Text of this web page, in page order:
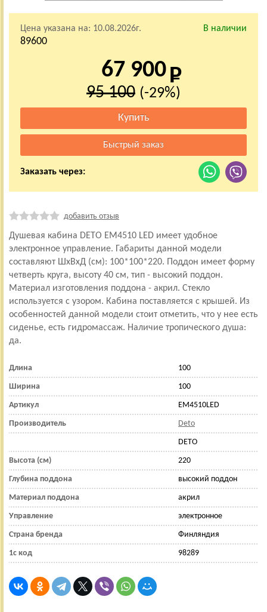
Цена указана на: 10.08.2026г. В наличии
89600
67 900
95 100 (-29%)
Заказать через:
добавить отзыв
Душевая кабина DETO ЕМ4510 LED имеет удобное
электронное управление. Габариты данной модели
составляют ШхВхД (см): 100*100*220. Поддон имеет форму
четверть круга, высоту 40 см, тип - высокий поддон.
Материал изготовления поддона - акрил. Стекло
используется с узором. Кабина поставляется с крышей. Из
особенностей данной модели стоит отметить, что у нее есть
сиденье, есть гидромассаж. Наличие тропического душа:
да.
Длина 100
Ширина 100
Артикул EM4510LED
Производитель Deto
DETO
Высота (см) 220
Глубина поддона высокий поддон
Материал поддона акрил
Управление электронное
Страна бренда Финляндия
1с код 98289